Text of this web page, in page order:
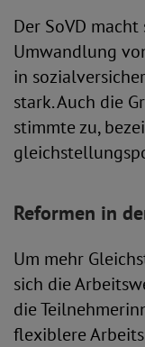
Der SoVD
Umwandlung
in
stark. Auch die
stimmte zu,
Reformen in
Um mehr
sich die
die
flexiblere